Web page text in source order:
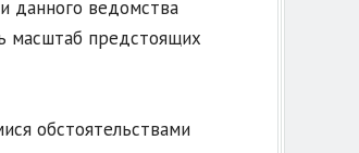
данного ведомства
масштаб предстоящих
обстоятельствами